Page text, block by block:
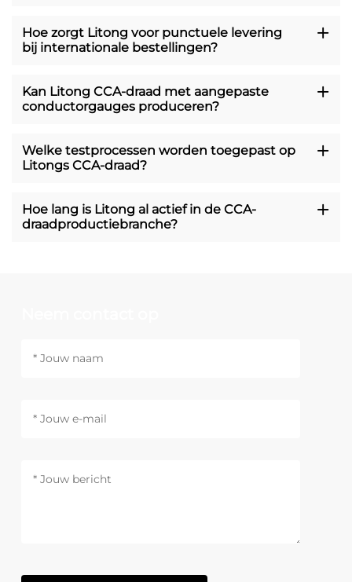
Hoe zorgt Litong voor punctuele levering
bij internationale bestellingen?
Kan Litong CCA-draad met aangepaste
conductorgauges produceren?
Welke testprocessen worden toegepast op
Litongs CCA-draad?
Hoe lang is Litong al actief in de CCA-
draadproductiebranche?